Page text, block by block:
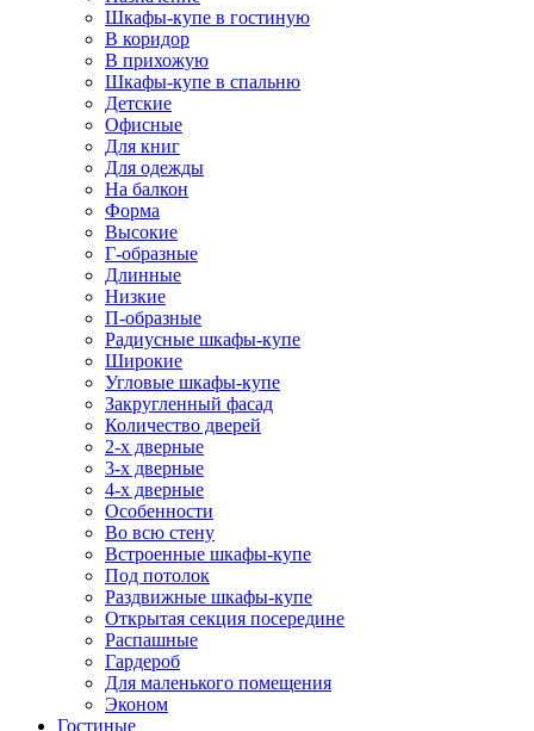
Шкафы-купе в гостиную
В коридор
В прихожую
Шкафы-купе в спальню
Детские
Офисные
Для книг
Для одежды
На балкон
Форма
Высокие
Г-образные
Длинные
Низкие
П-образные
Радиусные шкафы-купе
Широкие
Угловые шкафы-купе
Закругленный фасад
Количество дверей
2-х дверные
3-х дверные
4-х дверные
Особенности
Во всю стену
Встроенные шкафы-купе
Под потолок
Раздвижные шкафы-купе
Открытая секция посередине
Распашные
Гардероб
Для маленького помещения
Эконом
Гостиные